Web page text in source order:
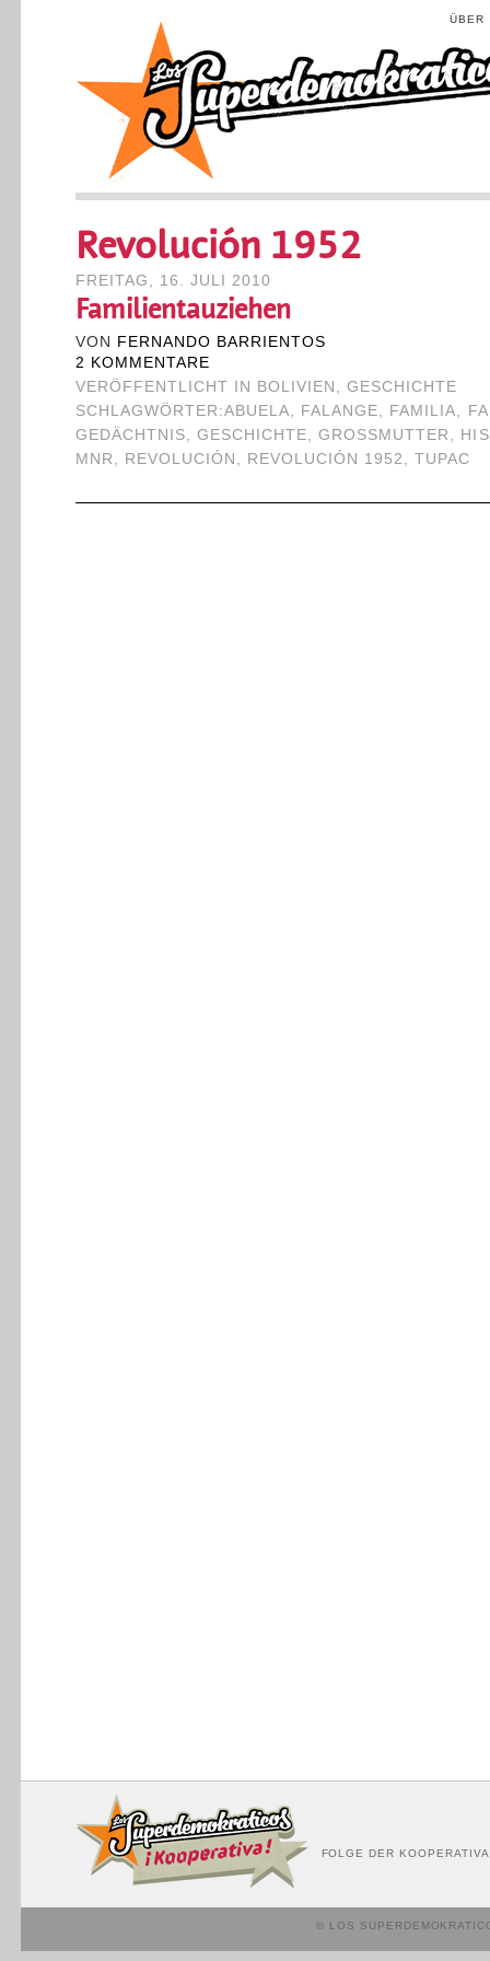
ÜBER
Revolución 1952
FREITAG, 16. JULI 2010
Familientauziehen
VON
FERNANDO BARRIENTOS
2 KOMMENTARE
VERÖFFENTLICHT IN
BOLIVIEN ,GESCHICHTE
SCHLAGWÖRTER:ABUELA, FALANGE, FAMILIA,
GEDÄCHTNIS, GESCHICHTE,GROSSMUTTER ,
MNR , REVOLUCIÓN , REVOLUCIÓN 1952 ,TUPAC
FOLGE DER
© LOS